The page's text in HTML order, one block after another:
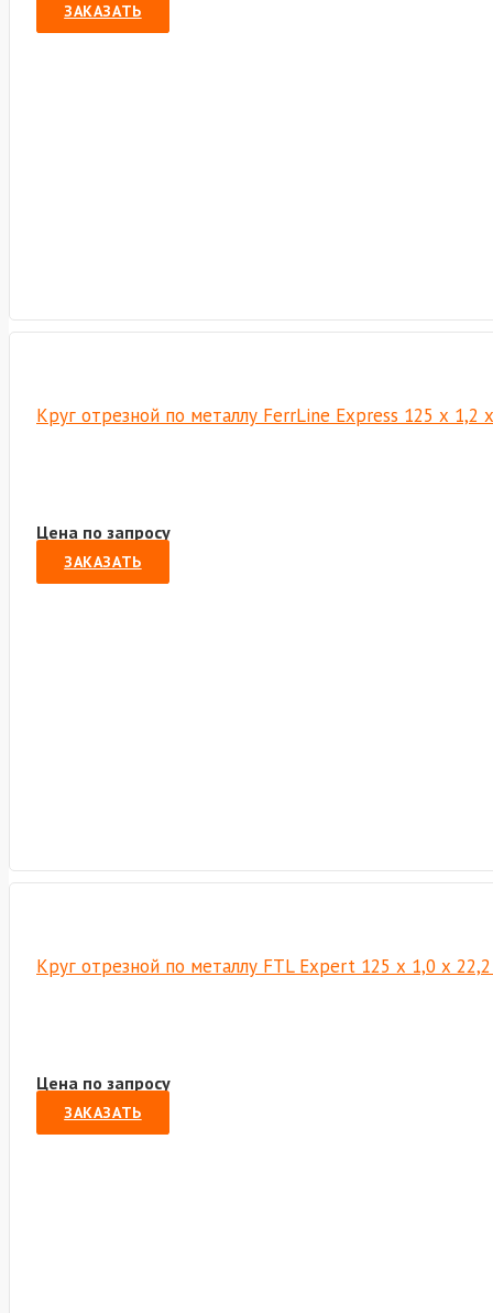
ЗАКАЗАТЬ
Круг отрезной по металлу FerrLine Express 125 х 1,2
Цена по запросу
ЗАКАЗАТЬ
Круг отрезной по металлу FTL Expert 125 х 1,0 х
Цена по запросу
ЗАКАЗАТЬ